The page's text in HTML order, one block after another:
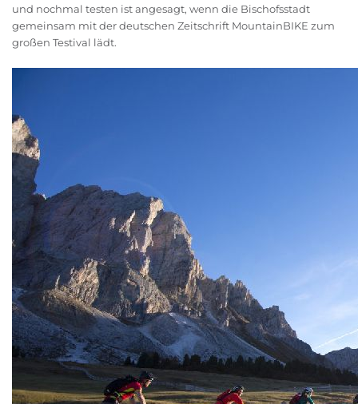
und nochmal testen ist angesagt, wenn die Bischofsstadt
gemeinsam mit der deutschen Zeitschrift MountainBIKE zum
großen Testival lädt.